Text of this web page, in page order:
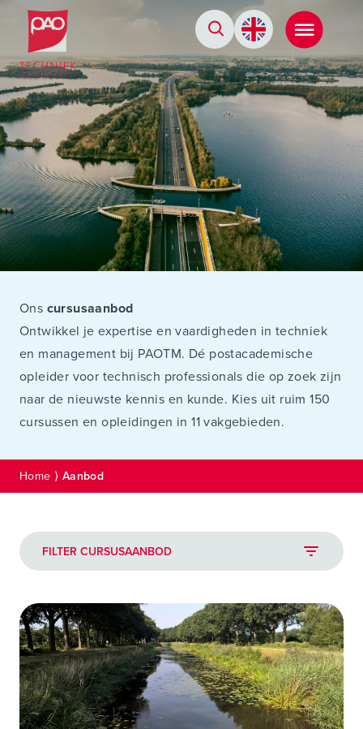
Postacademische cursussen, leergangen en opleidingen
Ons cursusaanbod
Ontwikkel je expertise en vaardigheden in techniek
en management bij PAOTM. Dé postacademische
opleider voor technisch professionals die op zoek zijn
naar de nieuwste kennis en kunde. Kies uit ruim 150
cursussen en opleidingen in 11 vakgebieden.
Home ⟩ Aanbod
FILTER CURSUSAANBOD